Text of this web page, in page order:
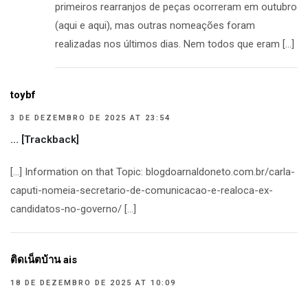
primeiros rearranjos de peças ocorreram em outubro
(aqui e aqui), mas outras nomeações foram
realizadas nos últimos dias. Nem todos que eram […]
toybf
3 DE DEZEMBRO DE 2025 AT 23:54
… [Trackback]
[…] Information on that Topic: blogdoarnaldoneto.com.br/carla-
caputi-nomeia-secretario-de-comunicacao-e-realoca-ex-
candidatos-no-governo/ […]
ติดเน็ตบ้าน ais
18 DE DEZEMBRO DE 2025 AT 10:09